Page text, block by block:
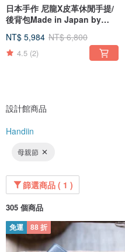
日本手作 尼龍X皮革休閒手提/
後背包Made in Japan by
NT$ 5,984 NT$ 6,800
4.5 (2)
設計館商品
Handiin
母親節
篩選商品 ( 1 )
305 個商品
免運 88 折